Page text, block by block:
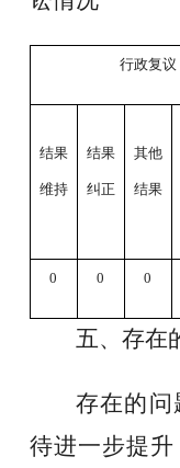
行政复议
结果
维持
结果
纠正
其他
结果
0 0 0
五、存在
存在的问
待进一步提升